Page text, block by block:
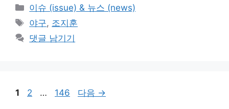
카
테
리
이슈 (issue) & 뉴스 (news)
태
그
야구, 조지훈
댓글 남기기
페
1
페
2 …
페
146 다음 →